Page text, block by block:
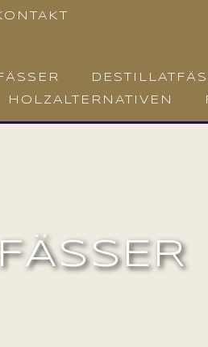
HOLZALTERNATIVEN